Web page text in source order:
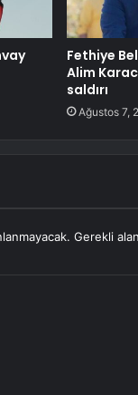
Fethiye
Alim
saldırı
Ağustos 7,
Gerekli